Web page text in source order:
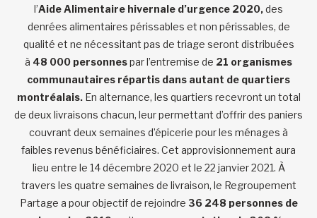
l’Aide Alimentaire hivernale d’urgence 2020,des
denrées alimentaires périssables et non périssables, de
qualité et ne nécessitant pas de triage seront distribuées
à 48 000 personnespar l’entremise de 21 organismes
communautaires répartis dans autant de quartiers
montréalais. En alternance, les quartiers recevront un total
de deux livraisons chacun, leur permettant d’offrir des paniers
couvrant deux semaines d’épicerie pour les ménages à
faibles revenus bénéficiaires. Cet approvisionnement aura
lieu entre le 14 décembre 2020 et le 22 janvier 2021. À
travers les quatre semaines de livraison, le Regroupement
Partage a pour objectif de rejoindre 36 248 personnes de